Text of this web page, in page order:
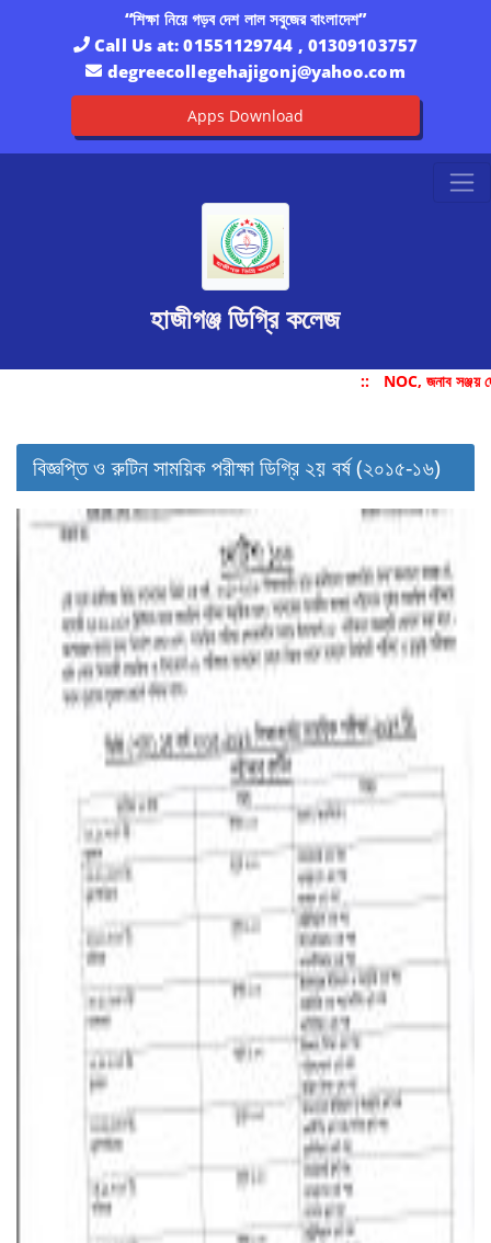
“শিক্ষা নিয়ে গড়ব দেশ লাল সবুজের বাংলাদেশ”
Call Us at:01551129744 , 01309103757
degreecollegehajigonj@yahoo.com
Apps Download
হাজীগঞ্জ ডিগ্রি কলেজ
:: NOC, জনাব সঞ্জয়
বিজ্ঞপ্তি ও রুটিন সাময়িক পরীক্ষা ডিগ্রি ২য় বর্ষ (২০১৫-১৬)